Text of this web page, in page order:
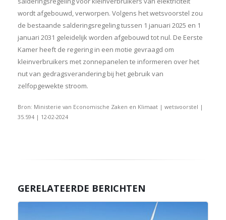
wordt afgebouwd, verworpen. Volgens het wetsvoorstel zou
de bestaande salderingsregeling tussen 1 januari 2025 en 1
januari 2031 geleidelijk worden afgebouwd tot nul. De Eerste
Kamer heeft de regering in een motie gevraagd om
kleinverbruikers met zonnepanelen te informeren over het
nut van gedragsverandering bij het gebruik van
zelfopgewekte stroom.
Bron: Ministerie van Economische Zaken en Klimaat | wetsvoorstel |
35.594 | 12-02-2024
GERELATEERDE BERICHTEN